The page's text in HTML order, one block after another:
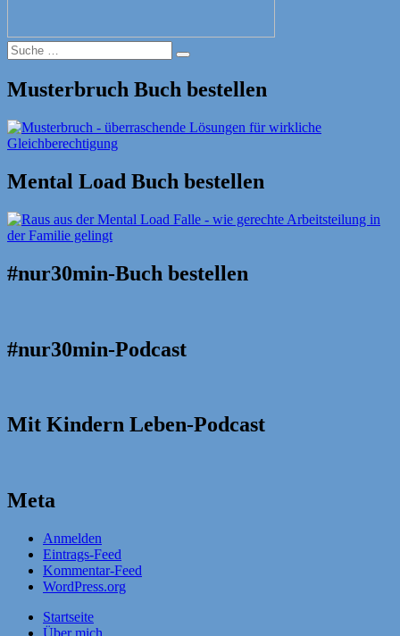
Suche
nach:
Suche
Musterbruch Buch bestellen
Mental Load Buch bestellen
#nur30min-Buch bestellen
#nur30min-Podcast
Mit Kindern Leben-Podcast
Meta
Anmelden
Eintrags-Feed
Kommentar-Feed
WordPress.org
Startseite